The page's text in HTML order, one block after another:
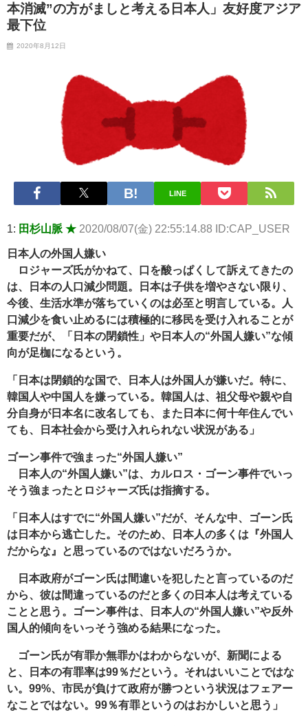
ライブ”が地獄すぎた 他 / 2chnaviヘッドライン
【画像】人気Vチューバーさん、とんでもない姿を披露ｗｗｗｗｗ
ｗｗｗｗｗ 他 / 2chnaviヘッドライン
【悲報】2050年の日本、独身ボッチ祭りが現実になるとかｗｗｗ
ｗ 他 / 2chnaviヘッドライン
Powered by livedoor 相互RSS
本消滅”の方がましと考える日本人」友好度アジア
最下位
2020年8月12日
LINE
1: 田杉山脈 ★ 2020/08/07(金) 22:55:14.88 ID:CAP_USER
日本人の外国人嫌い
ロジャーズ氏がかねて、口を酸っぱくして訴えてきたの
は、日本の人口減少問題。日本は子供を増やさない限り、
今後、生活水準が落ちていくのは必至と明言している。人
口減少を食い止めるには積極的に移民を受け入れることが
重要だが、「日本の閉鎖性」や日本人の“外国人嫌い”な傾
向が足枷になるという。
「日本は閉鎖的な国で、日本人は外国人が嫌いだ。特に、
韓国人や中国人を嫌っている。韓国人は、祖父母や親や自
分自身が日本名に改名しても、また日本に何十年住んでい
ても、日本社会から受け入れられない状況がある」
ゴーン事件で強まった“外国人嫌い”
日本人の“外国人嫌い”は、カルロス・ゴーン事件でいっ
そう強まったとロジャーズ氏は指摘する。
「日本人はすでに“外国人嫌い”だが、そんな中、ゴーン氏
は日本から逃亡した。そのため、日本人の多くは『外国人
だからな』と思っているのではないだろうか。
日本政府がゴーン氏は間違いを犯したと言っているのだ
から、彼は間違っているのだと多くの日本人は考えている
ことと思う。ゴーン事件は、日本人の“外国人嫌い”や反外
国人的傾向をいっそう強める結果になった。
ゴーン氏が有罪か無罪かはわからないが、新聞による
と、日本の有罪率は99％だという。それはいいことではな
い。99%、市民が負けて政府が勝つという状況はフェアー
なことではない。99％有罪というのはおかしいと思う」